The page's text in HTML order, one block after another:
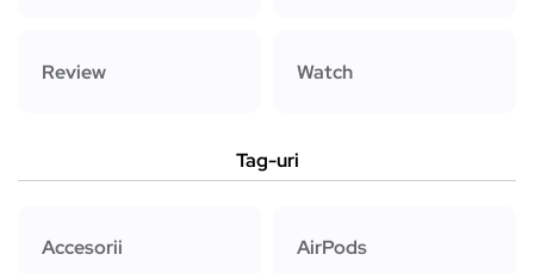
Review Watch
Tag-uri
Accesorii AirPods